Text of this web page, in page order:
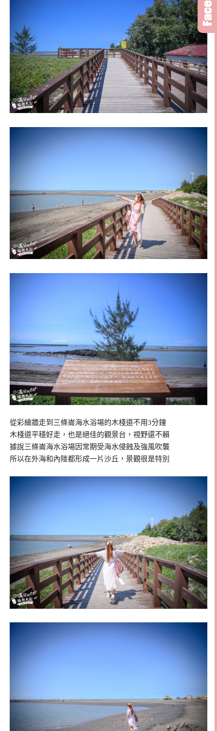
從彩繪牆走到三條崙海水浴場的木棧道不用3分鐘
木棧道平穩好走，也是絕佳的觀景台，視野還不賴
據說三條崙海水浴場因常期受海水侵蝕及強風吹襲
所以在外海和內陸都形成一片沙丘，景觀很是特別